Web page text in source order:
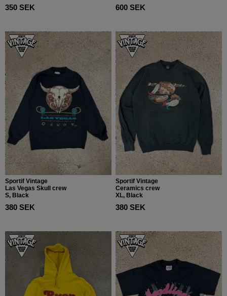
350 SEK 600 SEK
Sportif Vintage
Las Vegas Skull crew
S, Black
380 SEK
Sportif Vintage
Ceramics crew
XL, Black
380 SEK